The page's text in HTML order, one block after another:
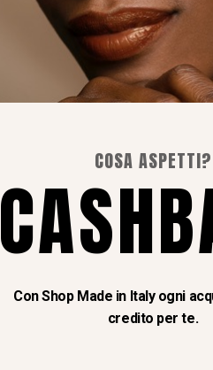
Instagram
Facebook
COSA ASPETTI?
Con Shop Made in Italy ogni
credito per te.